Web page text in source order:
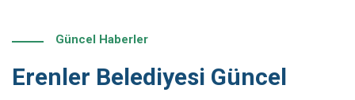
Güncel Haberler
Erenler Belediyesi Güncel